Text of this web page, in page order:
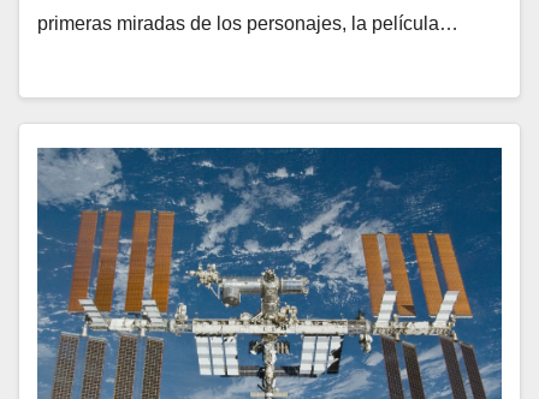
primeras miradas de los personajes, la película…